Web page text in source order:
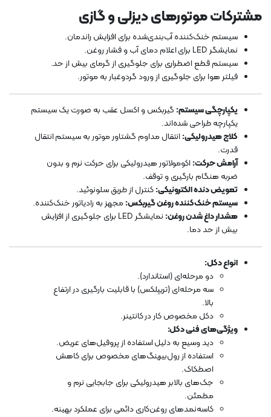
مشترکات موتورهای دیزلی و گازی
سیستم خنک‌کننده آب‌بندی‌شده برای افزایش راندمان.
نمایشگر LED برای اعلام دمای آب و فشار روغن.
سیستم قطع اضطراری برای جلوگیری از گرمای بیش از حد.
فیلتر هوا برای جلوگیری از ورود گردوغبار به موتور.
یکپارچگی سیستم: گیربکس و اکسل عقب به صورت یک سیستم
یکپارچه طراحی شده‌اند.
کلاچ هیدرولیکی:انتقال مداوم گشتاور موتور به سیستم انتقال
قدرت.
آرامش حرکت:اکومولاتور هیدرولیکی برای حرکت نرم و بدون
ضربه هنگام بارگیری و توقف.
تعویض دنده الکترونیکی:کنترل از طریق سلونوئید.
سیستم خنک‌کننده روغن گیربکس:مجهز به رادیاتور خنک‌کننده.
هشدار داغ شدن روغن:
نمایشگر LED برای جلوگیری از افزایش
بیش از حد دما.
انواع دکل:
دو مرحله‌ای (استاندارد).
سه مرحله‌ای (تریپلکس) با قابلیت بارگیری در ارتفاع
بالا.
دکل مخصوص کار در کانتینر.
ویژگی‌های فنی دکل:
دید وسیع به دلیل استفاده از پروفیل‌های عریض.
استفاده از رول‌بیرینگ‌های مخصوص برای کاهش
اصطکاک.
جک‌های بالابر هیدرولیکی برای جابجایی نرم و
مطمئن.
کاسه‌نمدهای روغن‌کاری دائمی برای عملکرد بهینه.